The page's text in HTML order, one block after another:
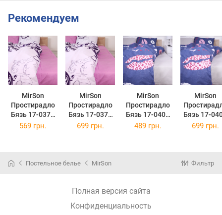
Рекомендуем
MirSon
Простирадло
Бязь 17-0378
Toulouse 200 х
MirSon
Простирадло
Бязь 17-0378
Toulouse 220 х
MirSon
Простирадло
Бязь 17-0402
Kiss 150 х 220
MirSon
Бязь 17-
Kiss 220 х
569 грн. 699 грн. 489 грн. 699 грн.
Постельное белье MirSon Фильтр
Полная версия сайта
Конфиденциальность